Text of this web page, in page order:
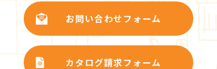
お問い合わせフォーム
カタログ請求フォーム